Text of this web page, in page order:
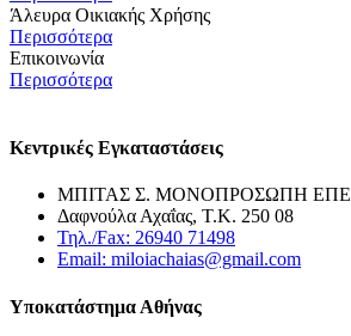
Άλευρα Οικιακής Χρήσης
Περισσότερα
Επικοινωνία
Περισσότερα
Κεντρικές Εγκαταστάσεις
ΜΠΙΤΑΣ Σ. ΜΟΝΟΠΡΟΣΩΠΗ ΕΠΕ
Δαφνούλα Αχαΐας, Τ.Κ. 250 08
Τηλ./Fax: 26940 71498
Email: miloiachaias@gmail.com
Υποκατάστημα Αθήνας